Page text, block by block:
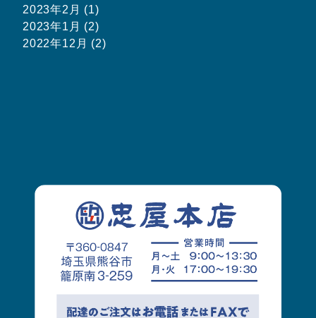
2023年2月 (1)
2023年1月 (2)
2022年12月 (2)